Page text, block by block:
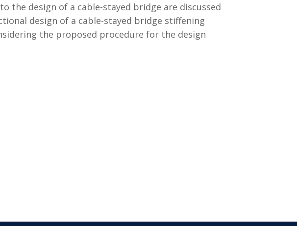
the design of a cable-stayed bridge are discussed
design of a cable-stayed bridge stiffening
the proposed procedure for the design